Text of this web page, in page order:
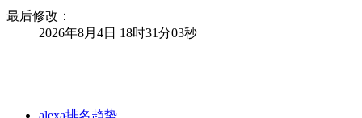
最后修改：
2026年8月4日 18时31分03秒
alexa排名趋势